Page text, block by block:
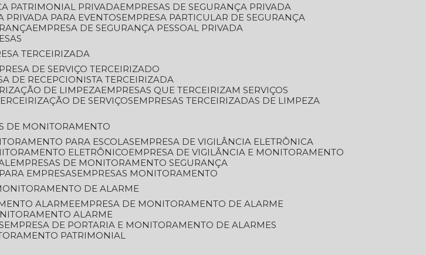
PATRIMONIAL PRIVADA
EMPRESAS DE SEGURANÇA PRIVADA
PRIVADA PARA EVENTOS
EMPRESA PARTICULAR DE SEGURANÇA
EMPRESA DE SEGURANÇA PESSOAL PRIVADA
TERCEIRIZADA
DE SERVIÇO TERCEIRIZADO
DE RECEPCIONISTA TERCEIRIZADA
DE LIMPEZA
EMPRESAS QUE TERCEIRIZAM SERVIÇOS
DE SERVIÇOS
EMPRESAS TERCEIRIZADAS DE LIMPEZA
DE MONITORAMENTO
PARA ESCOLAS
EMPRESA DE VIGILÂNCIA ELETRÔNICA
ELETRÔNICO
EMPRESA DE VIGILÂNCIA E MONITORAMENTO
EMPRESAS DE MONITORAMENTO SEGURANÇA
EMPRESAS
EMPRESAS MONITORAMENTO
DE ALARME
ALARME
EMPRESA DE MONITORAMENTO DE ALARME
ALARME
EMPRESA DE PORTARIA E MONITORAMENTO DE ALARMES
PATRIMONIAL